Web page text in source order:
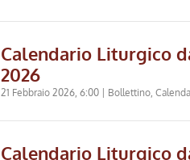
Calendario Liturgico
2026
21 Febbraio 2026, 6:00 Bollettino,
Calendario Liturgico